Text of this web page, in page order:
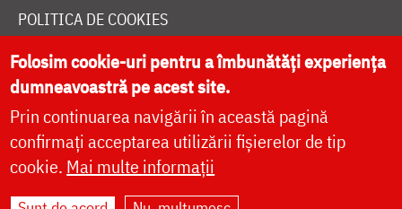
POLITICA DE COOKIES
DONEAZĂ ONLINE PENTRU CATEDRALA NAȚIONALĂ
LIVE
Folosim cookie-uri pentru a îmbunătăți experiența
dumneavoastră pe acest site.
Prin continuarea navigării în această pagină
confirmați acceptarea utilizării fișierelor de tip
cookie. Mai multe informații